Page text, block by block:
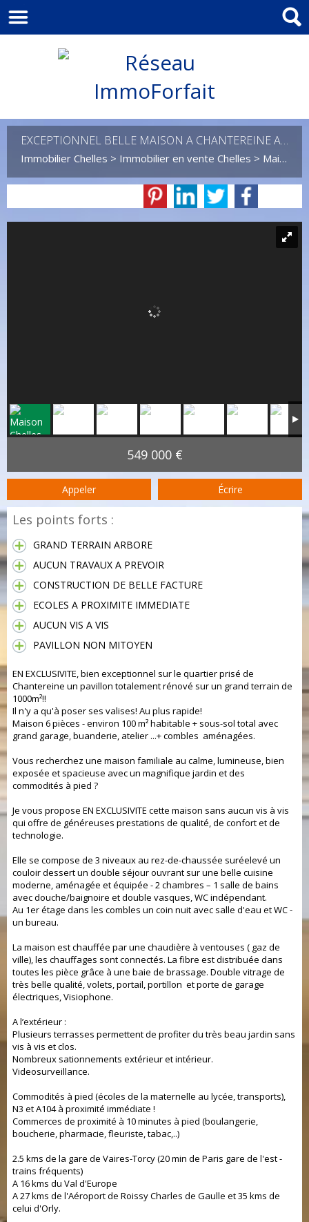
EXCEPTIONNEL BELLE MAISON A CHANTEREINE AVEC GRAND TERRAIN
Immobilier Chelles > Immobilier en vente Chelles > Maison Individuelle en vente Chelles
549 000 €
Appeler Écrire
Les points forts :
GRAND TERRAIN ARBORE
AUCUN TRAVAUX A PREVOIR
CONSTRUCTION DE BELLE FACTURE
ECOLES A PROXIMITE IMMEDIATE
AUCUN VIS A VIS
PAVILLON NON MITOYEN
EN EXCLUSIVITE, bien exceptionnel sur le quartier prisé de
Chantereine un pavillon totalement rénové sur un grand terrain de
1000m²!!
Il n'y a qu'à poser ses valises! Au plus rapide!
Maison 6 pièces - environ 100 m² habitable + sous-sol total avec
grand garage, buanderie, atelier ...+ combles aménagées.
Vous recherchez une maison familiale au calme, lumineuse, bien
exposée et spacieuse avec un magnifique jardin et des
commodités à pied ?
Je vous propose EN EXCLUSIVITE cette maison sans aucun vis à vis
qui offre de généreuses prestations de qualité, de confort et de
technologie.
Elle se compose de 3 niveaux au rez-de-chaussée suréelevé un
couloir dessert un double séjour ouvrant sur une belle cuisine
moderne, aménagée et équipée - 2 chambres – 1 salle de bains
avec douche/baignoire et double vasques, WC indépendant.
Au 1er étage dans les combles un coin nuit avec salle d'eau et WC -
un bureau.
La maison est chauffée par une chaudière à ventouses ( gaz de
ville), les chauffages sont connectés. La fibre est distribuée dans
toutes les pièce grâce à une baie de brassage. Double vitrage de
très belle qualité, volets, portail, portillon et porte de garage
électriques, Visiophone.
A l’extérieur :
Plusieurs terrasses permettent de profiter du très beau jardin sans
vis à vis et clos.
Nombreux sationnements extérieur et intérieur.
Videosurveillance.
Commodités à pied (écoles de la maternelle au lycée, transports),
N3 et A104 à proximité immédiate !
Commerces de proximité à 10 minutes à pied (boulangerie,
boucherie, pharmacie, fleuriste, tabac,..)
2.5 kms de la gare de Vaires-Torcy (20 min de Paris gare de l'est -
trains fréquents)
A 16 kms du Val d'Europe
A 27 kms de l'Aéroport de Roissy Charles de Gaulle et 35 kms de
celui d'Orly.